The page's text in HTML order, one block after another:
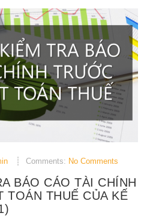
Comments: No Comments
BÁO CÁO TÀI CHÍNH
TOÁN THUẾ CỦA KẾ